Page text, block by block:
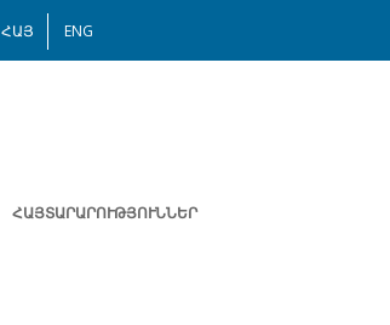
ՀԱՅ ENG
ՀԱՅՏԱՐԱՐՈՒԹՅՈՒՆՆԵՐ